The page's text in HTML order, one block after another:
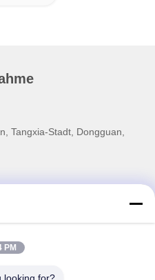
Tangxia-Stadt, Dongguan,
PM